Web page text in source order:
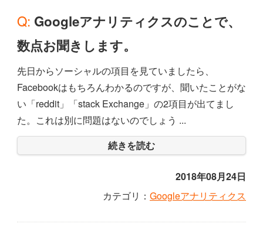
Q: Googleアナリティクスのことで、
数点お聞きします。
先日からソーシャルの項目を見ていましたら、
Facebookはもちろんわかるのですが、聞いたことがな
い「reddit」「stack Exchange」の2項目が出てまし
た。これは別に問題はないのでしょう ...
続きを読む
2018年08月24日
カテゴリ： Googleアナリティクス